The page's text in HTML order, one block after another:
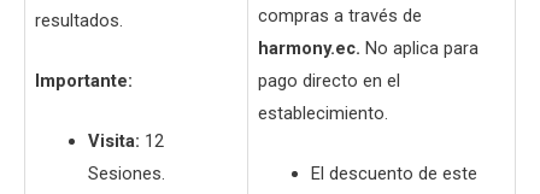
resultados.
Importante:
Visita: 12
Sesiones.
compras a través de
harmony.ec. No aplica para
pago directo en el
establecimiento.
El descuento de este